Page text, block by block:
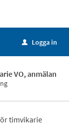
u Logga in
VO, anmälan
timvikarie